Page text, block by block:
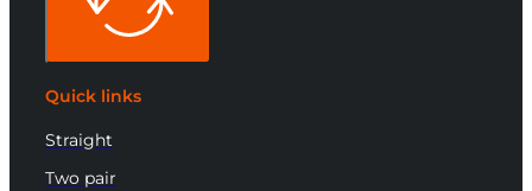
Quick links
Straight
Two pair